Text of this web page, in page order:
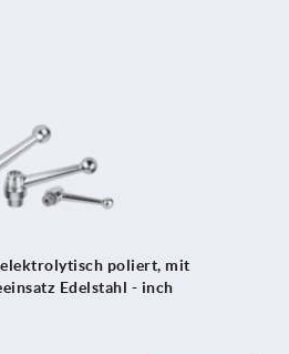
elektrolytisch poliert, mit
Edelstahl - inch